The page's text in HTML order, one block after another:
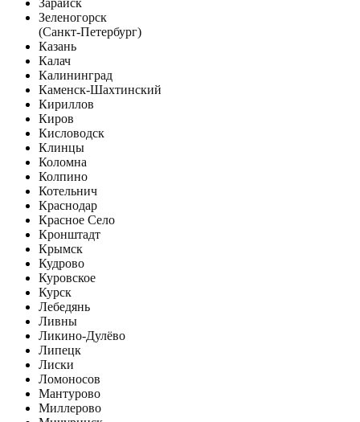
Зарайск
Зеленогорск
(Санкт-Петербург)
Казань
Калач
Калининград
Каменск-Шахтинский
Кириллов
Киров
Кисловодск
Клинцы
Коломна
Колпино
Котельнич
Краснодар
Красное Село
Кронштадт
Крымск
Кудрово
Куровское
Курск
Лебедянь
Ливны
Ликино-Дулёво
Липецк
Лиски
Ломоносов
Мантурово
Миллерово